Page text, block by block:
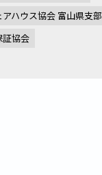
ハウス協会 富山県支部
証協会